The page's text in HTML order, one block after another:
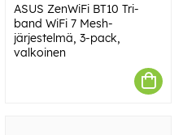
ASUS ZenWiFi BT10 Tri-
band WiFi 7 Mesh-
järjestelmä, 3-pack,
valkoinen